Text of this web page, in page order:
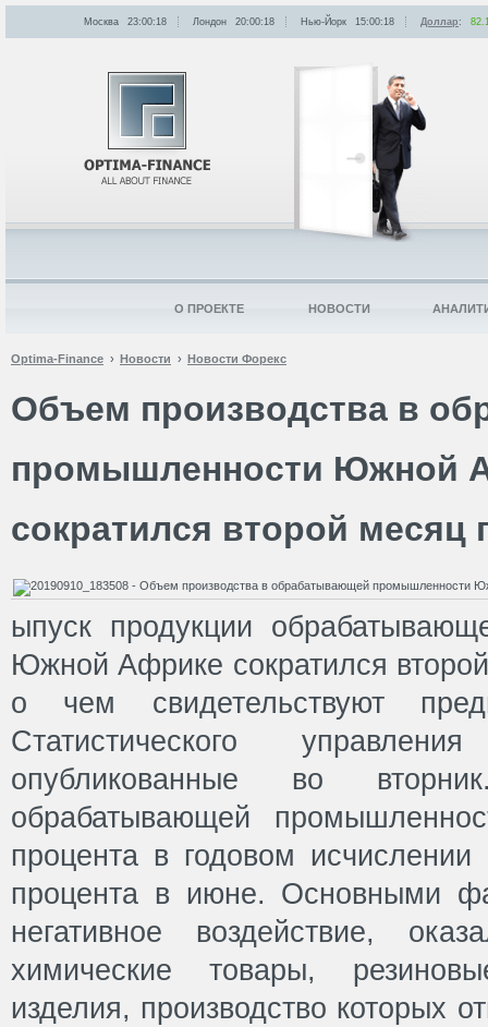
Optima-Finance Новости Новости Форекс
Объем производства в
промышленности Южной
сократился второй месяц
ыпуск продукции
Южной Африке сократился
о чем свидетельствуют
Статистического
опубликованные во
обрабатывающей
процента в годовом
процента в июне. Основными
негативное воздействие,
химические товары,
изделия, производство которых
Москва 23:00:18 Лондон 20:00:18 Нью-Йорк 15:00:18 Доллар:
О ПРОЕКТЕ НОВОСТИ